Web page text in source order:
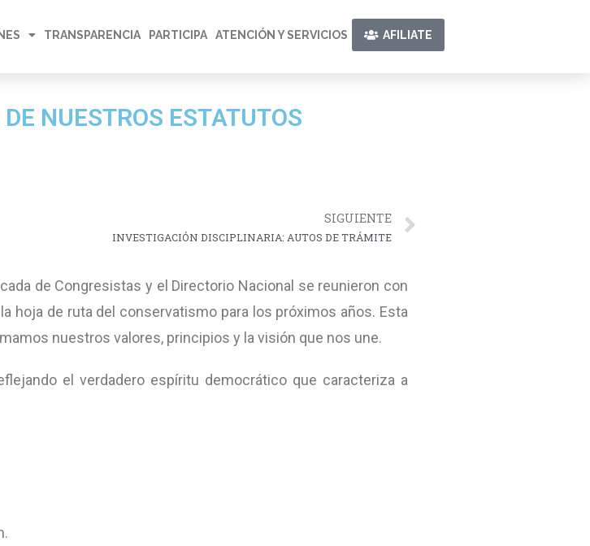
TRANSPARENCIA PARTICIPA ATENCIÓN Y SERVICIOS AFILIATE
NUESTROS ESTATUTOS
SIGUIENTE
INVESTIGACIÓN DISCIPLINARIA: AUTOS DE TRÁMITE
de Congresistas y el Directorio Nacional se reunieron con
hoja de ruta del conservatismo para los próximos años. Esta
nuestros valores, principios y la visión que nos une.
el verdadero espíritu democrático que caracteriza a